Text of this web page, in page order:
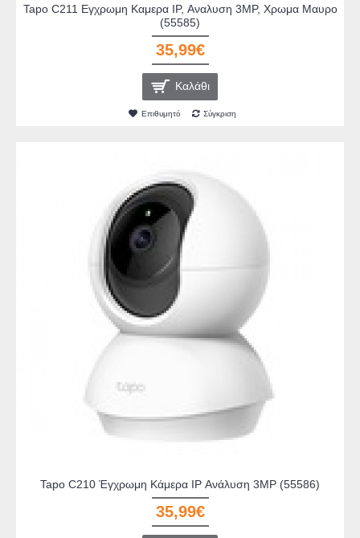
Tapo C211 Εγχρωμη Καμερα IP, Αναλυση 3MP, Χρωμα Μαυρο
(55585)
35,99€
Καλάθι
Επιθυμητό Σύγκριση
Tapo C210 Έγχρωμη Κάμερα IP Ανάλυση 3MP (55586)
35,99€